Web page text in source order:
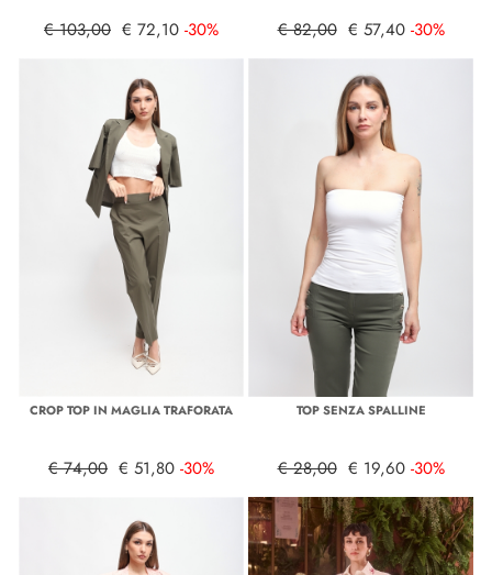
€ 103,00 € 72,10 -30% € 82,00 € 57,40 -30%
CROP TOP IN MAGLIA TRAFORATA
€ 74,00 € 51,80 -30%
TOP SENZA SPALLINE
€ 28,00 € 19,60 -30%